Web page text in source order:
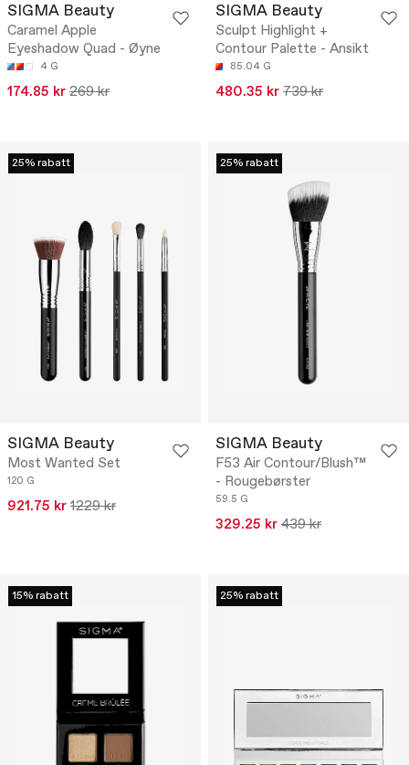
SIGMA Beauty
Caramel Apple
Eyeshadow Quad - Øyne
4 G
174.85 kr 269 kr
SIGMA Beauty
Sculpt Highlight +
Contour Palette - Ansikt
85.04 G
480.35 kr 739 kr
25% rabatt
SIGMA Beauty
Most Wanted Set
120 G
921.75 kr 1229 kr
25% rabatt
SIGMA Beauty
F53 Air Contour/Blush™
- Rougebørster
59.5 G
329.25 kr 439 kr
15% rabatt 25% rabatt